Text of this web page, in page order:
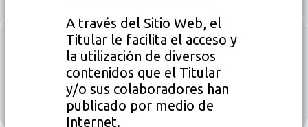
A través del Sitio Web, el
Titular le facilita el acceso y
la utilización de diversos
contenidos que el Titular
y/o sus colaboradores han
publicado por medio de
Internet.